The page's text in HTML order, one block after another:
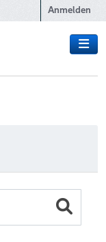
Anmelden